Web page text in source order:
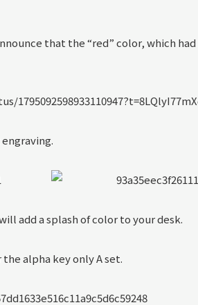
that the “red” color, which
add a splash of color to your desk.
alpha key only A set.